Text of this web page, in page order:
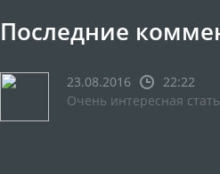
Последние
23.08.2016
22:22
Очень интересная